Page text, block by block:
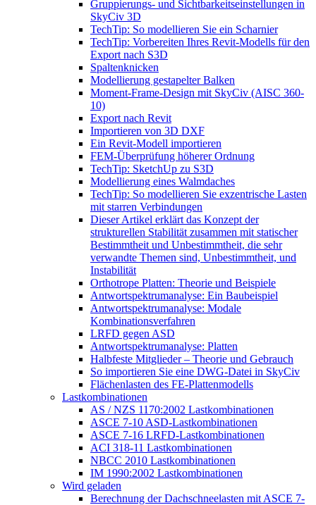
Gruppierungs- und Sichtbarkeitseinstellungen in
SkyCiv 3D
TechTip: So modellieren Sie ein Scharnier
TechTip: Vorbereiten Ihres Revit-Modells für den
Export nach S3D
Spaltenknicken
Modellierung gestapelter Balken
Moment-Frame-Design mit SkyCiv (AISC 360-
10)
Export nach Revit
Importieren von 3D DXF
Ein Revit-Modell importieren
FEM-Überprüfung höherer Ordnung
TechTip: SketchUp zu S3D
Modellierung eines Walmdaches
TechTip: So modellieren Sie exzentrische Lasten
mit starren Verbindungen
Dieser Artikel erklärt das Konzept der
strukturellen Stabilität zusammen mit statischer
Bestimmtheit und Unbestimmtheit, die sehr
verwandte Themen sind, Unbestimmtheit, und
Instabilität
Orthotrope Platten: Theorie und Beispiele
Antwortspektrumanalyse: Ein Baubeispiel
Antwortspektrumanalyse: Modale
Kombinationsverfahren
LRFD gegen ASD
Antwortspektrumanalyse: Platten
Halbfeste Mitglieder – Theorie und Gebrauch
So importieren Sie eine DWG-Datei in SkyCiv
Flächenlasten des FE-Plattenmodells
Lastkombinationen
AS / NZS 1170:2002 Lastkombinationen
ASCE 7-10 ASD-Lastkombinationen
ASCE 7-16 LRFD-Lastkombinationen
ACI 318-11 Lastkombinationen
NBCC 2010 Lastkombinationen
IM 1990:2002 Lastkombinationen
Wird geladen
Berechnung der Dachschneelasten mit ASCE 7-